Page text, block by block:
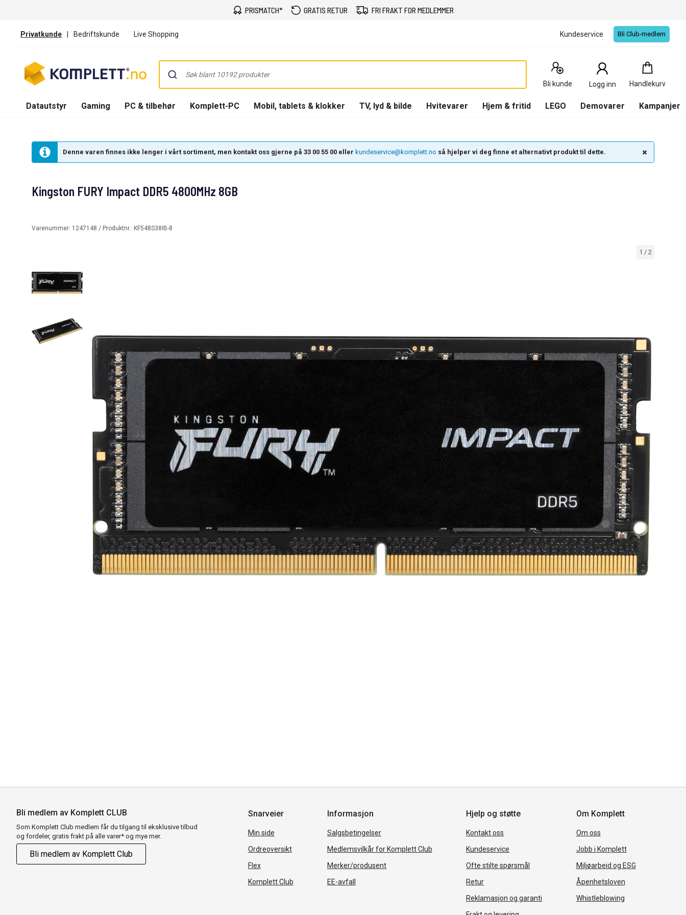
PRISMATCH* GRATIS RETUR FRI FRAKT FOR MEDLEMMER
Privatkunde | Bedriftskunde Live Shopping Kundeservice Bli Club-medlem
Bli kunde Logg inn Handlekurv
Handlekurv
0
Produkter
Datautstyr Gaming PC & tilbehør Komplett-PC Mobil, tablets & klokker TV, lyd & bilde Hvitevarer Hjem & fritid LEGO Demovarer Kampanjer
Denne varen finnes ikke lenger i vårt sortiment, men kontakt oss gjerne på 33 00 55 00 eller kundeservice@komplett.no så hjelper vi deg finne et alternativt produkt til dette.
1 / 2
Kingston FURY Impact DDR5 4800MHz 8GB
Varenummer: 1247148 / Produktnr.: KF548S38IB-8
Bli medlem av Komplett CLUB
Som Komplett Club medlem får du tilgang til eksklusive tilbud
og fordeler, gratis frakt på alle varer* og mye mer.
Bli medlem av Komplett Club
Snarveier
Min side
Ordreoversikt
Flex
Komplett Club
Informasjon
Salgsbetingelser
Medlemsvilkår for Komplett Club
Merker/produsent
EE-avfall
Hjelp og støtte
Kontakt oss
Kundeservice
Ofte stilte spørsmål
Retur
Reklamasjon og garanti
Om Komplett
Om oss
Jobb i Komplett
Miljøarbeid og ESG
Åpenhetsloven
Whistleblowing